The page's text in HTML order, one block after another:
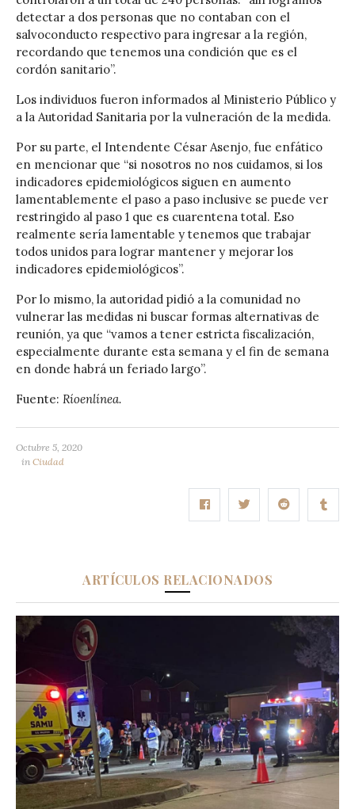
detectar a dos personas que no contaban con el
salvoconducto respectivo para ingresar a la región,
recordando que tenemos una condición que es el
cordón sanitario”.
Los individuos fueron informados al Ministerio Público y
a la Autoridad Sanitaria por la vulneración de la medida.
Por su parte, el Intendente César Asenjo, fue enfático
en mencionar que “si nosotros no nos cuidamos, si los
indicadores epidemiológicos siguen en aumento
lamentablemente el paso a paso inclusive se puede ver
restringido al paso 1 que es cuarentena total. Eso
realmente sería lamentable y tenemos que trabajar
todos unidos para lograr mantener y mejorar los
indicadores epidemiológicos”.
Por lo mismo, la autoridad pidió a la comunidad no
vulnerar las medidas ni buscar formas alternativas de
reunión, ya que “vamos a tener estricta fiscalización,
especialmente durante esta semana y el fin de semana
en donde habrá un feriado largo”.
Fuente: Ríoenlínea.
Octubre 5, 2020
in Ciudad
ARTÍCULOS RELACIONADOS